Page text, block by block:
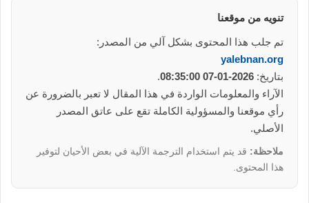
تنويه من موقعنا
تم جلب هذا المحتوى بشكل آلي من المصدر:
yalebnan.org
بتاريخ: 2026-01-07 08:35:00
.
الآراء والمعلومات الواردة في هذا المقال لا تعبر بالضرورة عن
رأي موقعنا والمسؤولية الكاملة تقع على عاتق المصدر
الأصلي.
ملاحظة: قد يتم استخدام الترجمة الآلية في بعض الأحيان لتوفير
هذا المحتوى.